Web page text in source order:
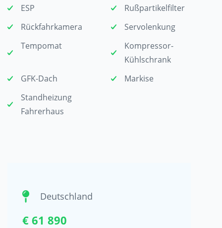
ESP
Rußpartikelfilter
Rückfahrkamera
Servolenkung
Tempomat
Kompressor-
Kühlschrank
GFK-Dach
Markise
Standheizung
Fahrerhaus
Deutschland
€ 61 890